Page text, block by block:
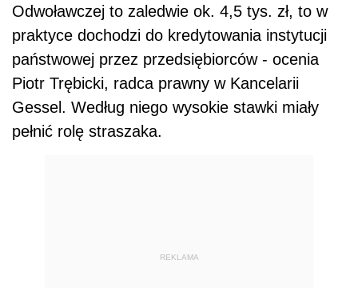
Odwoławczej to zaledwie ok. 4,5 tys. zł, to w
praktyce dochodzi do kredytowania instytucji
państwowej przez przedsiębiorców - ocenia
Piotr Trębicki, radca prawny w Kancelarii
Gessel. Według niego wysokie stawki miały
pełnić rolę straszaka.
REKLAMA